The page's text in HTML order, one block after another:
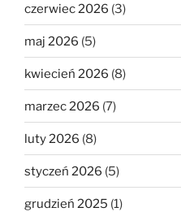
czerwiec 2026 (3)
maj 2026 (5)
kwiecień 2026 (8)
marzec 2026 (7)
luty 2026 (8)
styczeń 2026 (5)
grudzień 2025 (1)